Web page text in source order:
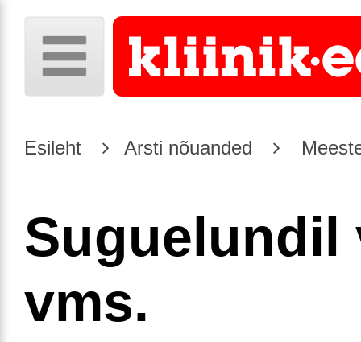
Esileht Arsti nõuanded
Suguelundil
vms.